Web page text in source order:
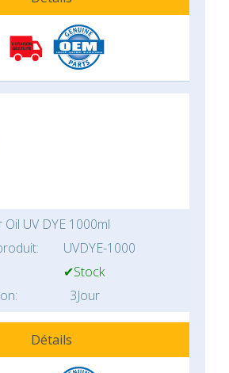
UV DYE 1000ml
UVDYE-1000
✔Stock
3Jour
Détails